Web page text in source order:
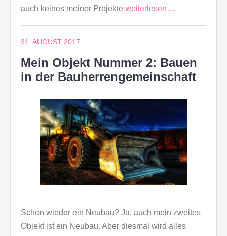
auch keines meiner Projekte weiterlesen…
31. AUGUST 2017
Mein Objekt Nummer 2: Bauen
in der Bauherrengemeinschaft
Schon wieder ein Neubau? Ja, auch mein zweites
Objekt ist ein Neubau. Aber diesmal wird alles